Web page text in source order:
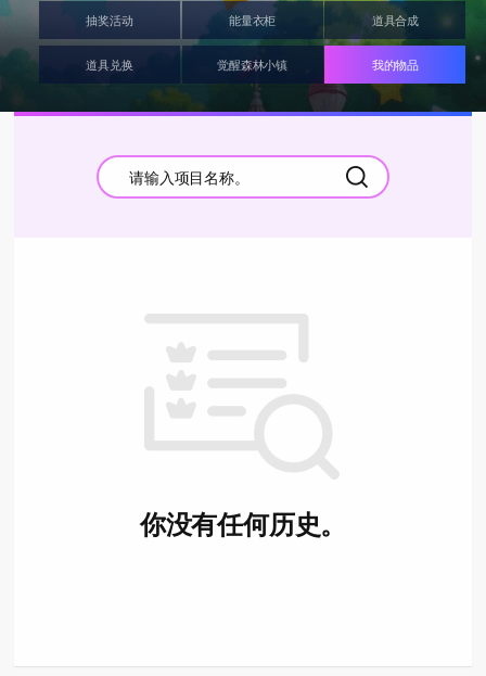
抽奖活动 能量衣柜 道具合成
道具兑换 觉醒森林小镇 我的物品
你没有任何历史。